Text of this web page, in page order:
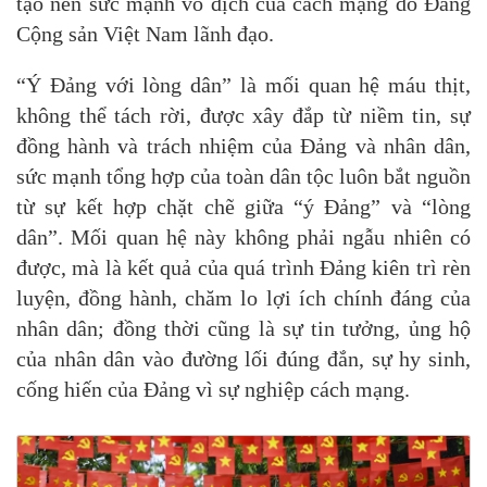
Cộng sản Việt Nam lãnh đạo.
“Ý Đảng với lòng dân” là mối quan hệ máu thịt,
không thể tách rời, được xây đắp từ niềm tin, sự
đồng hành và trách nhiệm của Đảng và nhân dân,
sức mạnh tổng hợp của toàn dân tộc luôn bắt nguồn
từ sự kết hợp chặt chẽ giữa “ý Đảng” và “lòng
dân”. Mối quan hệ này không phải ngẫu nhiên có
được, mà là kết quả của quá trình Đảng kiên trì rèn
luyện, đồng hành, chăm lo lợi ích chính đáng của
nhân dân; đồng thời cũng là sự tin tưởng, ủng hộ
của nhân dân vào đường lối đúng đắn, sự hy sinh,
cống hiến của Đảng vì sự nghiệp cách mạng.